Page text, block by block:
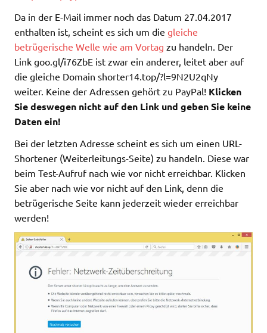
Da in der E-Mail immer noch das Datum 27.04.2017
enthalten ist, scheint es sich um die gleiche
betrügerische Welle wie am Vortag zu handeln. Der
Link goo.gl/i76ZbE ist zwar ein anderer, leitet aber auf
die gleiche Domain shorter14.top/?l=9N2U2qNy
weiter. Keine der Adressen gehört zu PayPal! Klicken
Sie deswegen nicht auf den Link und geben Sie keine
Daten ein!
Bei der letzten Adresse scheint es sich um einen URL-
Shortener (Weiterleitungs-Seite) zu handeln. Diese war
beim Test-Aufruf nach wie vor nicht erreichbar. Klicken
Sie aber nach wie vor nicht auf den Link, denn die
betrügerische Seite kann jederzeit wieder erreichbar
werden!